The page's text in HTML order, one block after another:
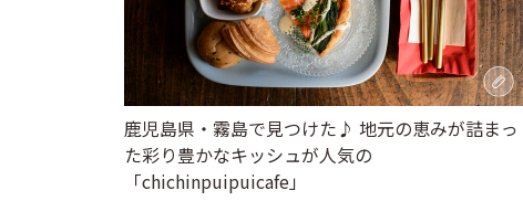
鹿児島県・霧島で見つけた♪ 地元の恵みが詰まっ
た彩り豊かなキッシュが人気の
「chichinpuipuicafe」